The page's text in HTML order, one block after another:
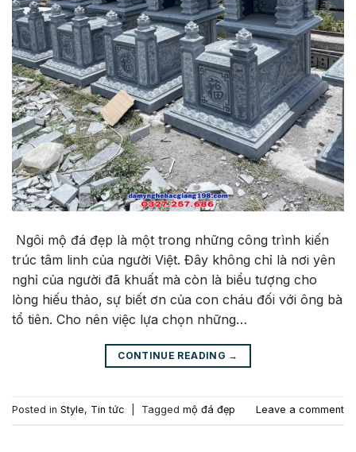
Ngôi mộ đá đẹp là một trong những công trình kiến
trúc tâm linh của người Việt. Đây không chỉ là nơi yên
nghỉ của người đã khuất mà còn là biểu tượng cho
lòng hiếu thảo, sự biết ơn của con cháu đối với ông bà
tổ tiên. Cho nên việc lựa chọn những…
CONTINUE READING →
Posted in Style, Tin tức Tagged mộ đá đẹp Leave a comment